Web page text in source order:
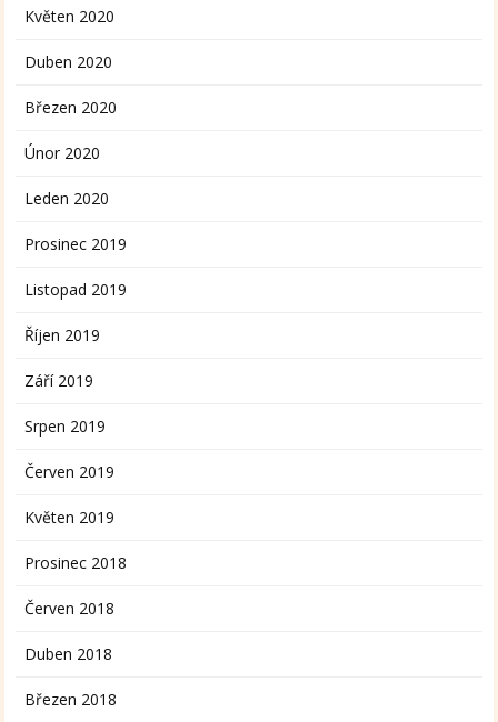
Květen 2020
Duben 2020
Březen 2020
Únor 2020
Leden 2020
Prosinec 2019
Listopad 2019
Říjen 2019
Září 2019
Srpen 2019
Červen 2019
Květen 2019
Prosinec 2018
Červen 2018
Duben 2018
Březen 2018